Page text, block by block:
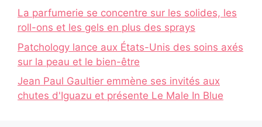
La parfumerie se concentre sur les solides, les
roll-ons et les gels en plus des sprays
Patchology lance aux États-Unis des soins axés
sur la peau et le bien-être
Jean Paul Gaultier emmène ses invités aux
chutes d'Iguazu et présente Le Male In Blue